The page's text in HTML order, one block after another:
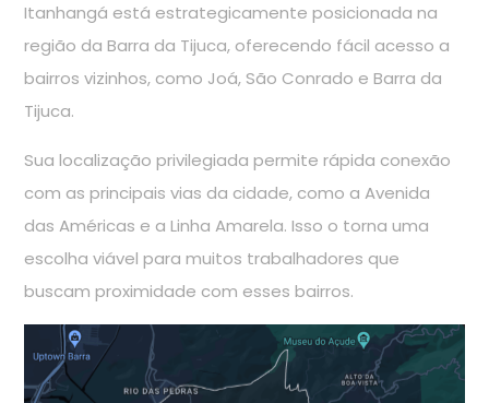
Itanhangá está estrategicamente posicionada na
região da Barra da Tijuca, oferecendo fácil acesso a
bairros vizinhos, como Joá, São Conrado e Barra da
Tijuca.
Sua localização privilegiada permite rápida conexão
com as principais vias da cidade, como a Avenida
das Américas e a Linha Amarela. Isso o torna uma
escolha viável para muitos trabalhadores que
buscam proximidade com esses bairros.